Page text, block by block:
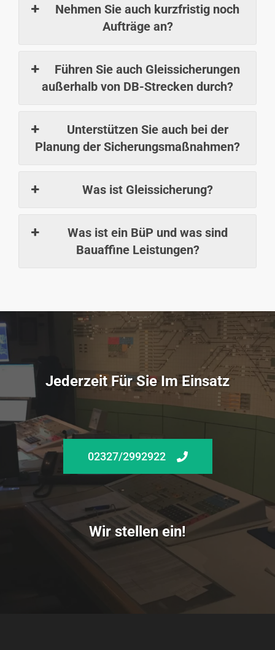
Nehmen Sie auch kurzfristig noch
Aufträge an?
Führen Sie auch Gleissicherungen
außerhalb von DB-Strecken durch?
Unterstützen Sie auch bei der
Planung der Sicherungsmaßnahmen?
Was ist Gleissicherung?
Was ist ein BüP und was sind
Bauaffine Leistungen?
Jederzeit Für Sie Im Einsatz
02327/2992922
Wir stellen ein!